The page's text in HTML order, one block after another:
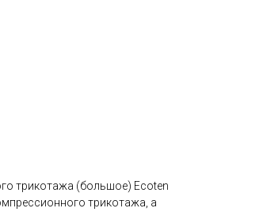
трикотажа (большое) Ecoten
трикотажа, а